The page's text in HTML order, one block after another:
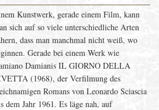
Kunstwerk, gerade einem Film, kann
sich auf so viele unterschiedliche Arten
dass man manchmal nicht weiß, wo
Gerade bei einem Werk wie
Damianis IL GIORNO DELLA
(1968), der Verfilmung des
Romans von Leonardo Sciascia
dem Jahr 1961. Es läge nah, auf